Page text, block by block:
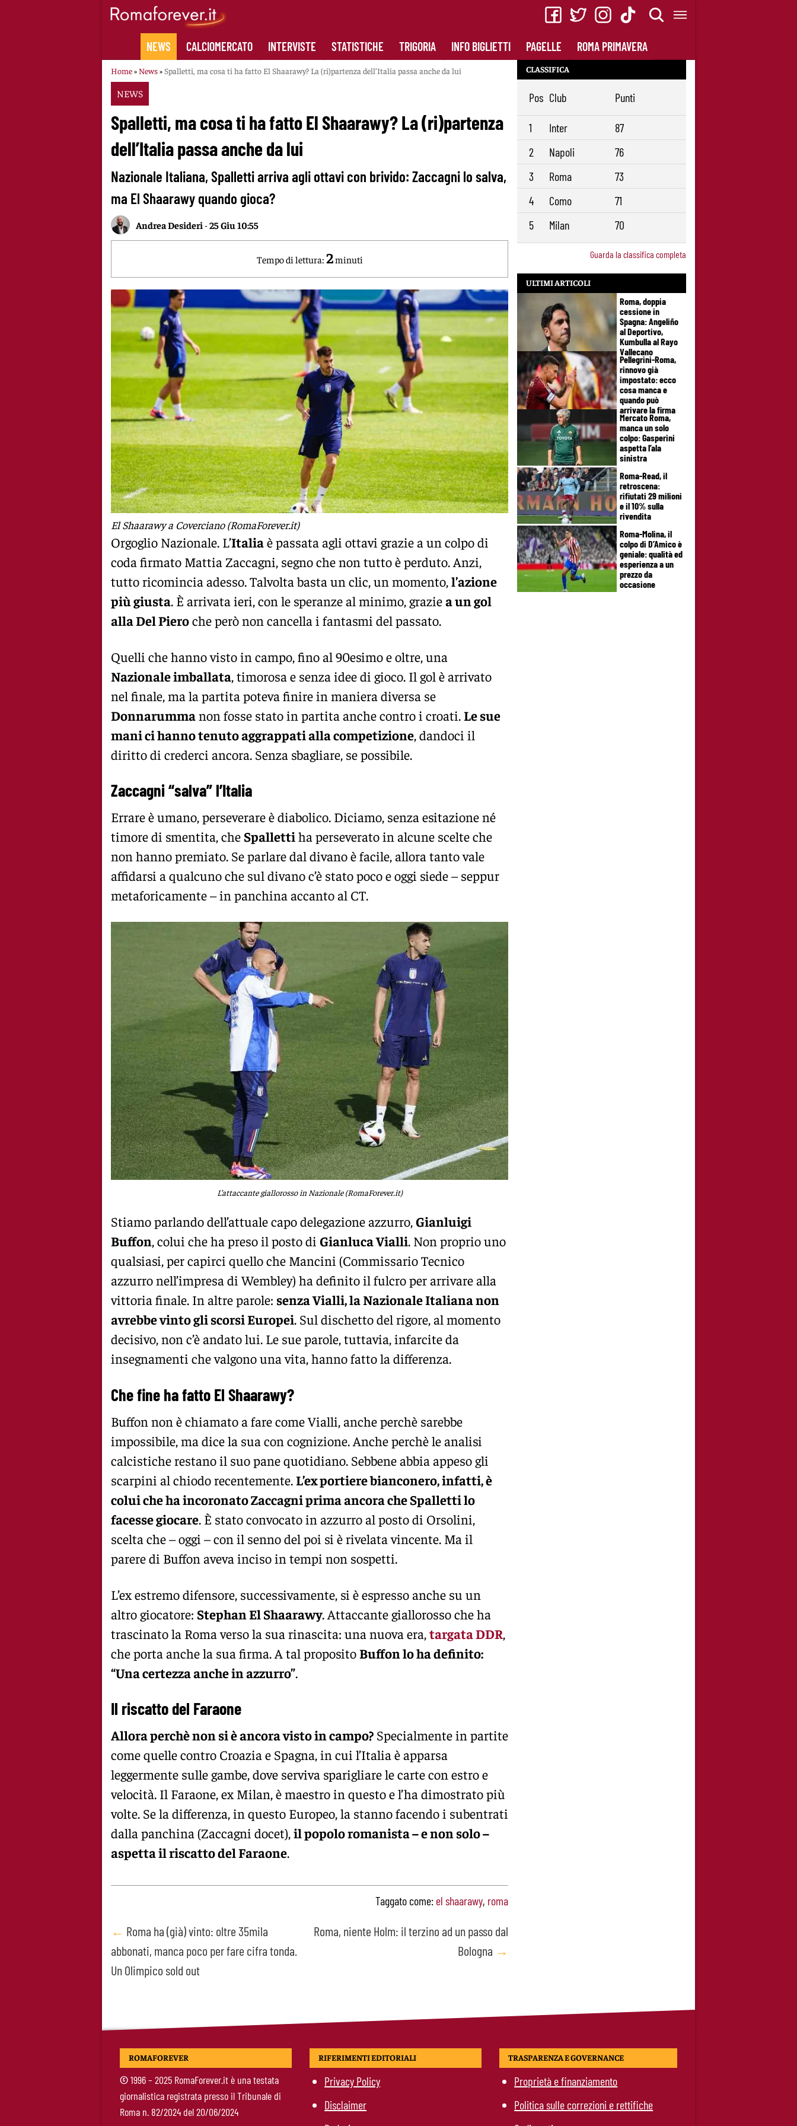
NEWS CALCIOMERCATO INTERVISTE STATISTICHE TRIGORIA INFO BIGLIETTI PAGELLE ROMA PRIMAVERA
Home» News»Spalletti, ma cosa ti ha fatto El Shaarawy? La (ri)partenza dell’Italia passa anche da lui
NEWS
Spalletti, ma cosa ti ha fatto El Shaarawy? La (ri)partenza
dell’Italia passa anche da lui
Nazionale Italiana, Spalletti arriva agli ottavi con brivido: Zaccagni lo salva,
ma El Shaarawy quando gioca?
Andrea Desideri -25 Giu 10:55
Tempo di lettura: 2minuti
El Shaarawy a Coverciano (RomaForever.it)
Orgoglio Nazionale. L’Italiaè passata agli ottavi grazie a un colpo di
coda firmato Mattia Zaccagni, segno che non tutto è perduto. Anzi,
tutto ricomincia adesso. Talvolta basta un clic, un momento,l’azione
più giusta. È arrivata ieri, con le speranze al minimo, graziea un gol
alla Del Pieroche però non cancella i fantasmi del passato.
Quelli che hanno visto in campo, fino al 90esimo e oltre, una
Nazionale imballata, timorosa e senza idee di gioco. Il gol è arrivato
nel finale, ma la partita poteva finire in maniera diversa se
Donnarummanon fosse stato in partita anche contro i croati.Le sue
mani ci hanno tenuto aggrappati alla competizione, dandoci il
diritto di crederci ancora. Senza sbagliare, se possibile.
Zaccagni “salva” l’Italia
Errare è umano, perseverare è diabolico. Diciamo, senza esitazione né
timore di smentita, che Spallettiha perseverato in alcune scelte che
non hanno premiato. Se parlare dal divano è facile, allora tanto vale
affidarsi a qualcuno che sul divano c’è stato poco e oggi siede – seppur
metaforicamente – in panchina accanto al CT.
L’attaccante giallorosso in Nazionale (RomaForever.it)
Stiamo parlando dell’attuale capo delegazione azzurro,Gianluigi
Buffon, colui che ha preso il posto di Gianluca Vialli. Non proprio uno
qualsiasi, per capirci quello che Mancini (Commissario Tecnico
azzurro nell’impresa di Wembley) ha definito il fulcro per arrivare alla
vittoria finale. In altre parole: senza Vialli, la Nazionale Italiana non
avrebbe vinto gli scorsi Europei. Sul dischetto del rigore, al momento
decisivo, non c’è andato lui. Le sue parole, tuttavia, infarcite da
insegnamenti che valgono una vita, hanno fatto la differenza.
Che fine ha fatto El Shaarawy?
Buffon non è chiamato a fare come Vialli, anche perchè sarebbe
impossibile, ma dice la sua con cognizione. Anche perchè le analisi
calcistiche restano il suo pane quotidiano. Sebbene abbia appeso gli
scarpini al chiodo recentemente. L’ex portiere bianconero, infatti, è
colui che ha incoronato Zaccagni prima ancora che Spalletti lo
facesse giocare. È stato convocato in azzurro al posto di Orsolini,
scelta che – oggi – con il senno del poi si è rivelata vincente. Ma il
parere di Buffon aveva inciso in tempi non sospetti.
L’ex estremo difensore, successivamente, si è espresso anche su un
altro giocatore: Stephan El Shaarawy. Attaccante giallorosso che ha
trascinato la Roma verso la sua rinascita: una nuova era,targata DDR,
che porta anche la sua firma. A tal propositoBuffon lo ha definito:
“Una certezza anche in azzurro”.
Il riscatto del Faraone
Allora perchè non si è ancora visto in campo? Specialmente in partite
come quelle contro Croazia e Spagna, in cui l’Italia è apparsa
leggermente sulle gambe, dove serviva sparigliare le carte con estro e
velocità. Il Faraone, ex Milan, è maestro in questo e l’ha dimostrato più
volte. Se la differenza, in questo Europeo, la stanno facendo i subentrati
dalla panchina (Zaccagni docet),il popolo romanista – e non solo –
aspetta il riscatto del Faraone.
Taggato come: el shaarawy, roma
Post
navigation
← Roma ha (già) vinto: oltre 35mila
abbonati, manca poco per fare cifra tonda.
Un Olimpico sold out
Roma, niente Holm: il terzino ad un passo dal
Bologna →
CLASSIFICA
Pos Club Punti
1 Inter
87
2
Napoli
76
3
Roma
73
4
Como
71
5
Milan 70
Guarda la classifica completa
ULTIMI ARTICOLI
Roma, doppia
cessione in
Spagna: Angeliño
al Deportivo,
Kumbulla al Rayo
Vallecano
Pellegrini-Roma,
rinnovo già
impostato: ecco
cosa manca e
quando può
arrivare la firma
Mercato Roma,
manca un solo
colpo: Gasperini
aspetta l’ala
sinistra
Roma-Read, il
retroscena:
rifiutati 29 milioni
e il 10% sulla
rivendita
Roma-Molina, il
colpo di D’Amico è
geniale: qualità ed
esperienza a un
prezzo da
occasione
ROMAFOREVER
©1996 – 2025 RomaForever.it è una testata
giornalistica registrata presso il Tribunale di
Roma n. 82/2024 del 20/06/2024
RIFERIMENTI EDITORIALI
Privacy Policy
Disclaimer
TRASPARENZA E GOVERNANCE
Proprietà e finanziamento
Politica sulle correzioni e rettifiche